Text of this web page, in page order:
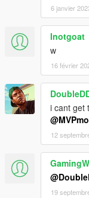
6 janvier
Inotgoat
w
16 février
i cant get
12
19